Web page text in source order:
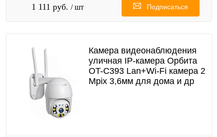
1 111 руб. / шт Подписаться
Камера видеонаблюдения
уличная IP-камера Орбита
OT-C393 Lan+Wi-Fi камера 2
Mpix 3,6мм для дома и др